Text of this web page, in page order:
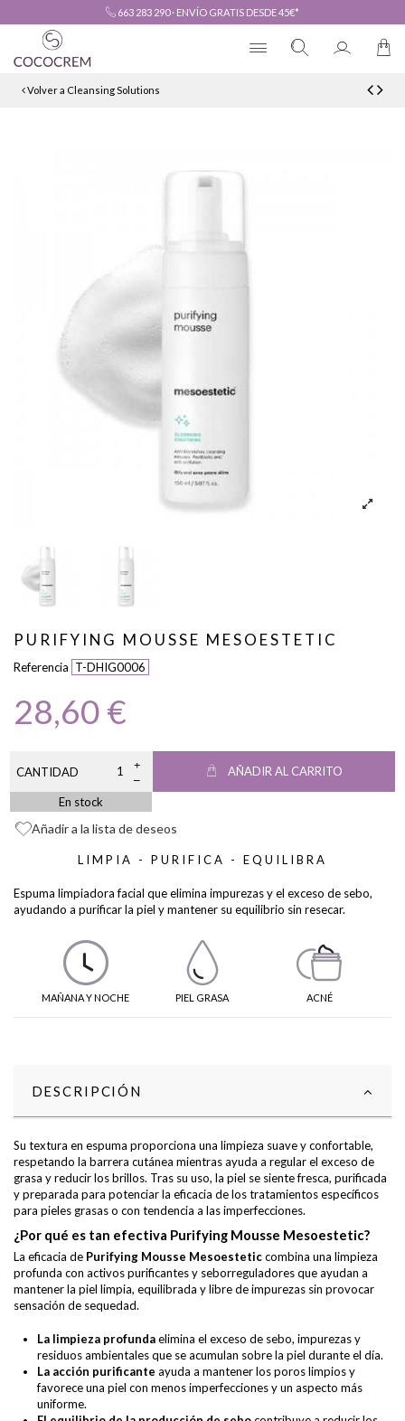
663 283 290· ENVÍO GRATIS DESDE 45€*
Volver a Cleansing Solutions
PURIFYING MOUSSE MESOESTETIC
Referencia T-DHIG0006
28,60 €
CANTIDAD AÑADIR AL CARRITO
En stock
Añadir a la lista de deseos
LIMPIA - PURIFICA - EQUILIBRA
Espuma limpiadora facial que elimina impurezas y el exceso de sebo,
ayudando a purificar la piel y mantener su equilibrio sin resecar.
MAÑANA Y NOCHE PIEL GRASA ACNÉ
DESCRIPCIÓN
Su textura en espuma proporciona una limpieza suave y confortable,
respetando la barrera cutánea mientras ayuda a regular el exceso de
grasa y reducir los brillos. Tras su uso, la piel se siente fresca, purificada
y preparada para potenciar la eficacia de los tratamientos específicos
para pieles grasas o con tendencia a las imperfecciones.
¿Por qué es tan efectiva Purifying Mousse Mesoestetic?
La eficacia de Purifying Mousse Mesoesteticcombina una limpieza
profunda con activos purificantes y seborreguladores que ayudan a
mantener la piel limpia, equilibrada y libre de impurezas sin provocar
sensación de sequedad.
La limpieza profundaelimina el exceso de sebo, impurezas y
residuos ambientales que se acumulan sobre la piel durante el día.
La acción purificante ayuda a mantener los poros limpios y
favorece una piel con menos imperfecciones y un aspecto más
uniforme.